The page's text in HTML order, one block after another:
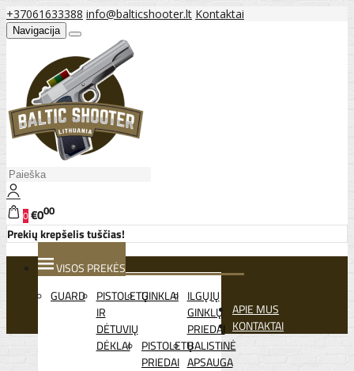
+37061633388 info@balticshooter.lt Kontaktai
Navigacija
0€000
Prekių krepšelis tuščias!
VISOS PREKĖS
GUARD
PISTOLETŲ
IR
DĖTUVIŲ
DĖKLAI
GINKLAI ILGŲJŲ
GINKLŲ
PRIEDAI
PISTOLETŲ
PRIEDAI
BALISTINĖ
APSAUGA
APIE MUS
KONTAKTAI